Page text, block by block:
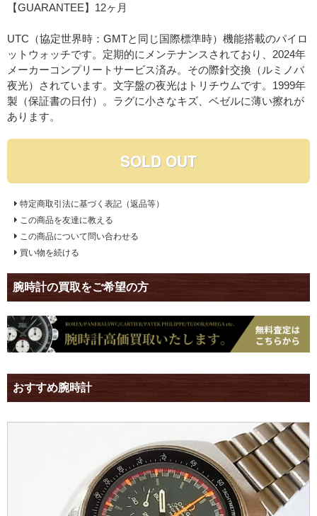
【GUARANTEE】12ヶ月
UTC（協定世界時：GMTと同じ国際標準時）機能搭載のパイロ
ットウォッチです。定期的にメンテナンスされており、2024年
メーカーコンプリートサービス済み。その際針交換（ルミノバ
夜光）されています。文字盤の夜光はトリチウムです。1999年
製（保証書の日付）。ラグに小さなキズ、ベゼルに薄い擦れが
あります。
SOLD OUT
特定商取引法に基づく表記（返品等）
この商品を友達に教える
この商品について問い合わせる
買い物を続ける
腕時計の買取をご希望の方
おすすめ腕時計